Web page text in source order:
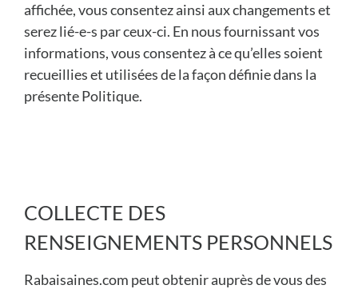
affichée, vous consentez ainsi aux changements et
serez lié-e-s par ceux-ci. En nous fournissant vos
informations, vous consentez à ce qu’elles soient
recueillies et utilisées de la façon définie dans la
présente Politique.
COLLECTE DES
RENSEIGNEMENTS PERSONNELS
Rabaisaines.com peut obtenir auprès de vous des